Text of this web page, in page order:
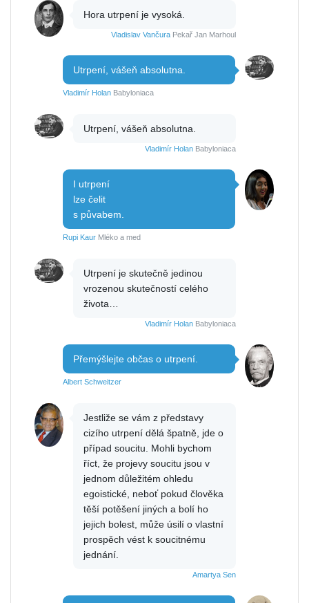
Hora utrpení je vysoká.
Vladislav Vančura Pekař Jan Marhoul
Utrpení, vášeň absolutna.
Vladimír Holan Babyloniaca
Utrpení, vášeň absolutna.
Vladimír Holan Babyloniaca
I utrpení
lze čelit
s půvabem.
Rupi Kaur Mléko a med
Utrpení je skutečně jedinou
vrozenou skutečností celého
života…
Vladimír Holan Babyloniaca
Přemýšlejte občas o utrpení.
Albert Schweitzer
Jestliže se vám z představy
cizího utrpení dělá špatně, jde o
případ soucitu. Mohli bychom
říct, že projevy soucitu jsou v
jednom důležitém ohledu
egoistické, neboť pokud člověka
těší potěšení jiných a bolí ho
jejich bolest, může úsilí o vlastní
prospěch vést k soucitnému
jednání.
Amartya Sen